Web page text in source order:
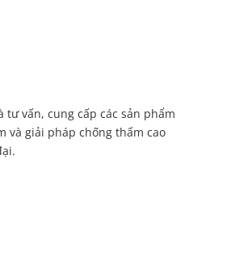
tư vấn, cung cấp các sản phẩm
và giải pháp chống thấm cao